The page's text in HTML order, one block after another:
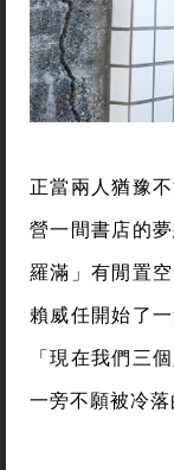
正當兩人猶豫
營一間書店的
羅滿」有閒置
賴威任開始了
「現在我們三
一旁不願被冷落